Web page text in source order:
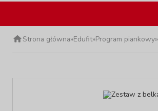
Strona główna»Edufit»Program piankowy»